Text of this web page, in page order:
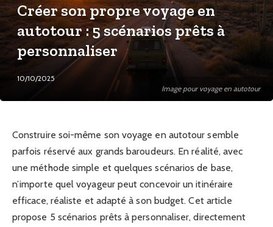
Image pour voyage en autotour
Créer son propre voyage en
autotour : 5 scénarios prêts à
personnaliser
10/10/2025
Construire soi-même son voyage en autotour semble
parfois réservé aux grands baroudeurs. En réalité, avec
une méthode simple et quelques scénarios de base,
n’importe quel voyageur peut concevoir un itinéraire
efficace, réaliste et adapté à son budget. Cet article
propose 5 scénarios prêts à personnaliser, directement